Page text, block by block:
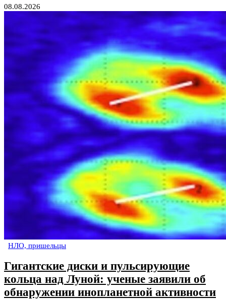
08.08.2026
НЛО, пришельцы
Гигантские диски и пульсирующие
кольца над Луной: ученые заявили об
обнаружении инопланетной активности